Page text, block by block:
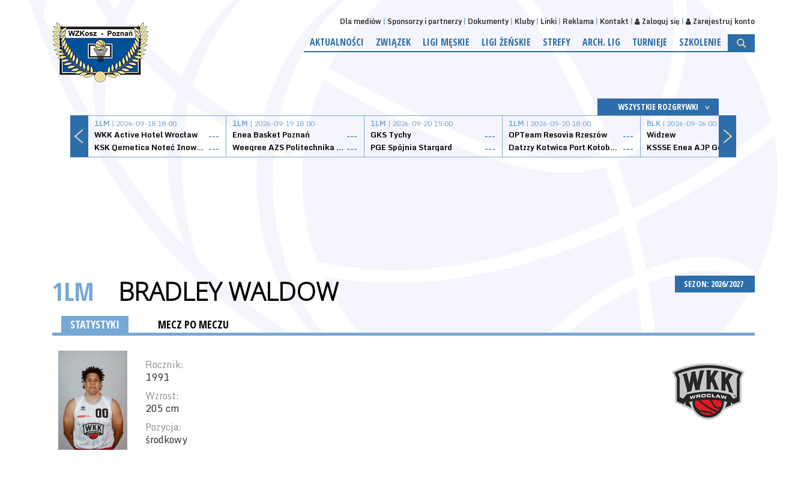
Dla mediów Sponsorzy i partnerzy Dokumenty Kluby Linki Reklama Kontakt Zaloguj się Zarejestruj konto
AKTUALNOŚCI ZWIĄZEK LIGI MĘSKIE LIGI ŻEŃSKIE STREFY ARCH. LIG TURNIEJE SZKOLENIE
WSZYSTKIE ROZGRYWKI
1LM | 2026-09-18 18:00
WKK Active Hotel Wrocław
---
KSK Qemetica Noteć Inowrocław ---
1LM | 2026-09-19 18:00
Enea Basket Poznań
---
Weegree AZS Politechnika Opolska ---
1LM | 2026-09-20 15:00
GKS Tychy
---
PGE Spójnia Stargard
---
1LM | 2026-09-20 18:00
OPTeam Resovia Rzeszów
---
Datzzy Kotwica Port Kołobrzeg ---
BLK | 2026-09-26 00:00
Widzew
SEZON: 2026/2027
1LM BRADLEY WALDOW
STATYSTYKI MECZ PO MECZU
Rocznik:
1991
Wzrost:
205 cm
Pozycja:
środkowy